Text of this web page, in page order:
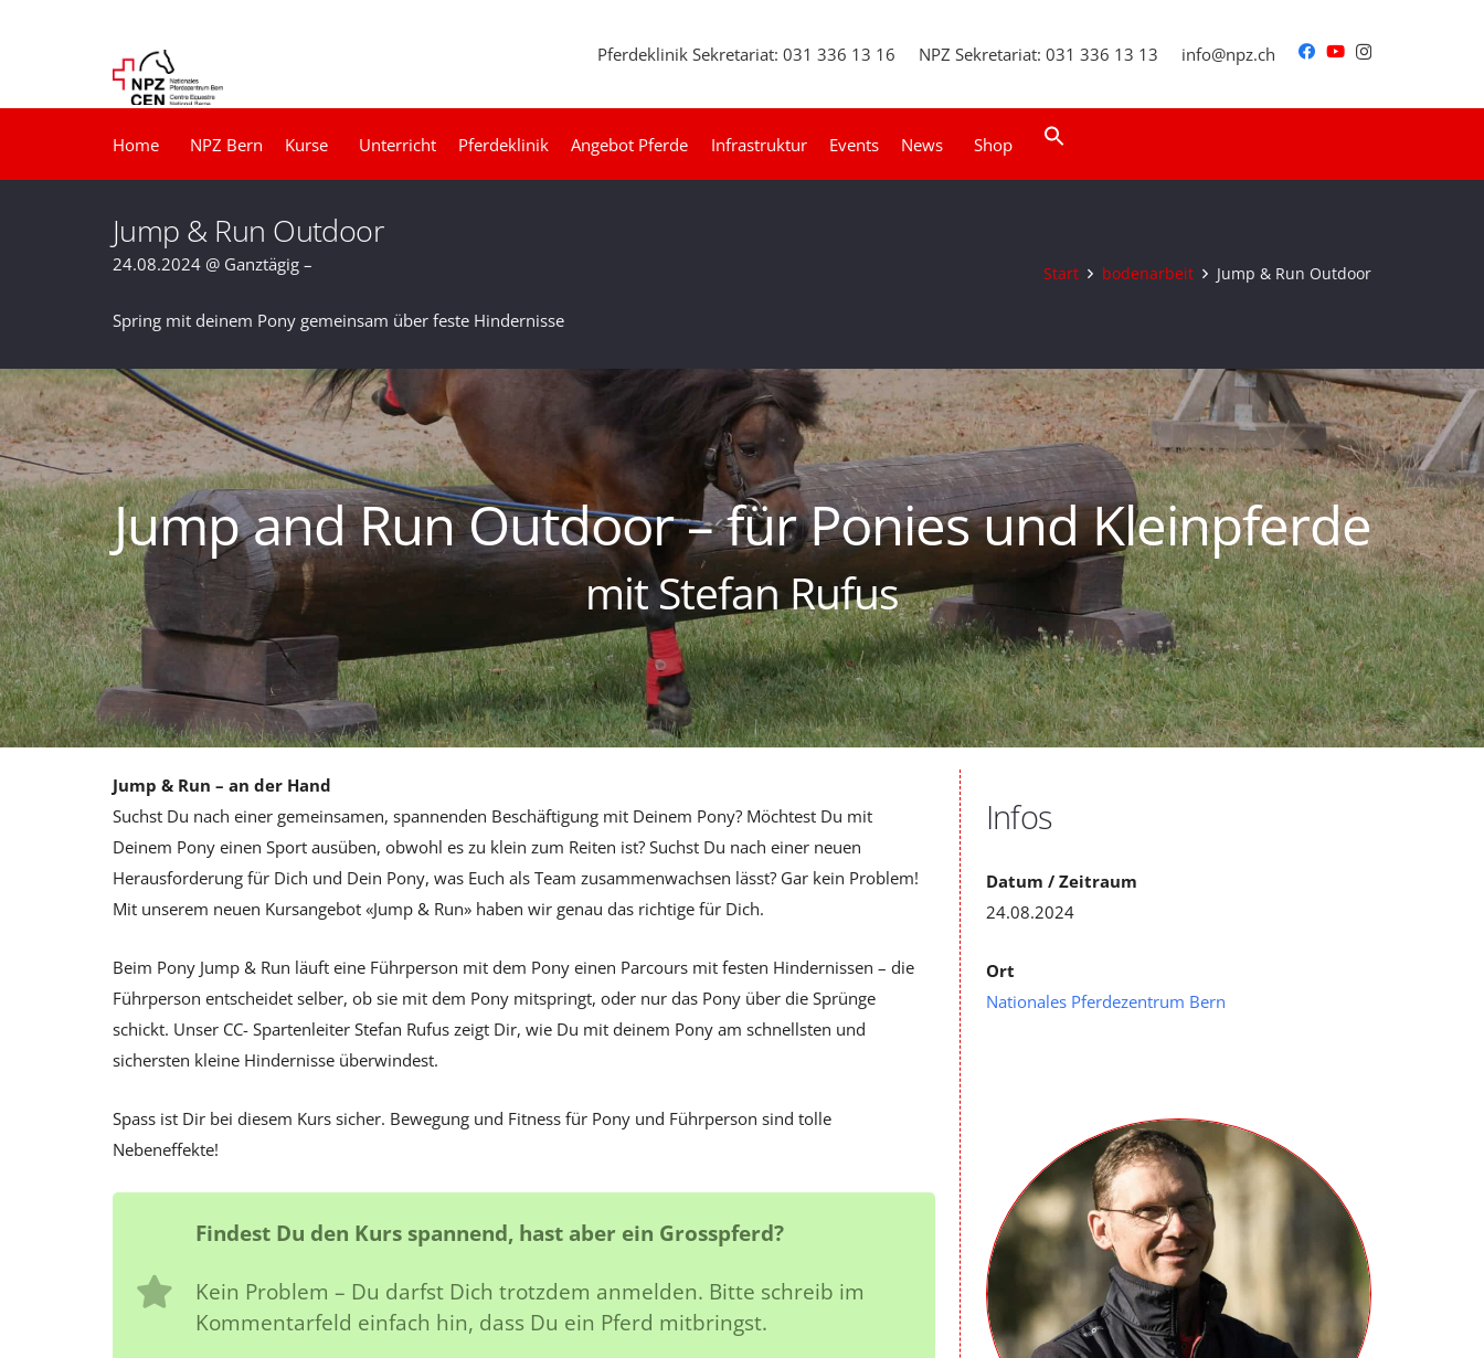
Pferdeklinik Sekretariat: 031 336 13 16 NPZ Sekretariat: 031 336 13 13 info@npz.ch
Home NPZ Bern Kurse Unterricht Pferdeklinik Angebot Pferde Infrastruktur Events News Shop for:
Jump & Run Outdoor
24.08.2024 @ Ganztägig –
Spring mit deinem Pony gemeinsam über feste Hindernisse
Start bodenarbeit Jump & Run Outdoor
Jump and Run Outdoor –für Ponies und Kleinpferde
mit Stefan Rufus
Jump & Run – an der Hand
Suchst Du nach einer gemeinsamen, spannenden Beschäftigung mit Deinem Pony? Möchtest Du mit
Deinem Pony einen Sport ausüben, obwohl es zu klein zum Reiten ist? Suchst Du nach einer neuen
Herausforderung für Dich und Dein Pony, was Euch als Team zusammenwachsen lässt? Gar kein Problem!
Mit unserem neuen Kursangebot «Jump & Run» haben wir genau das richtige für Dich.
Beim Pony Jump & Run läuft eine Führperson mit dem Pony einen Parcours mit festen Hindernissen – die
Führperson entscheidet selber, ob sie mit dem Pony mitspringt, oder nur das Pony über die Sprünge
schickt. Unser CC- Spartenleiter Stefan Rufus zeigt Dir, wie Du mit deinem Pony am schnellsten und
sichersten kleine Hindernisse überwindest.
Spass ist Dir bei diesem Kurs sicher. Bewegung und Fitness für Pony und Führperson sind tolle
Nebeneffekte!
Findest Du den Kurs spannend, hast aber ein Grosspferd?
Kein Problem – Du darfst Dich trotzdem anmelden. Bitte schreib im
Kommentarfeld einfach hin, dass Du ein Pferd mitbringst.
Infos
Datum / Zeitraum
24.08.2024
Ort
Nationales Pferdezentrum Bern